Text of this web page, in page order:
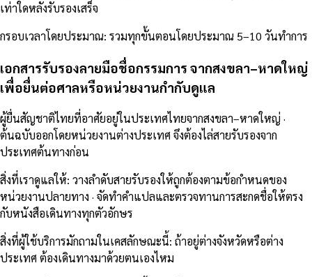
เท่าใดหลังรับรองเสร็จ
กรอบเวลาโดยประมาณ: รวมทุกขั้นตอนโดยประมาณ 5–10 วันทำการ
เอกสารรับรองลายมือชื่อกรรมการ จากสงขลา–หาดใหญ่
เพื่อยื่นต่อศาลหรือหน่วยงานกำกับดูแล
ผู้ยื่นสัญชาติไทยที่อาศัยอยู่ในประเทศไทยจากสงขลา–หาดใหญ่ ·
ต้นฉบับออกโดยหน่วยงานต่างประเทศ จึงต้องไล่สายรับรองจาก
ประเทศต้นทางก่อน
สิ่งที่เราดูแลให้: วางลำดับสายรับรองให้ถูกต้องตามข้อกำหนดของ
หน่วยงานปลายทาง · จัดทำคำแปลและตรวจทานการสะกดชื่อให้ตรง
กับหนังสือเดินทางทุกตัวอักษร
สิ่งที่ผู้ใช้บริการมักถามในเคสลักษณะนี้: ถ้าอยู่ต่างจังหวัดหรือต่าง
ประเทศ ต้องเดินทางมาด้วยตนเองไหม